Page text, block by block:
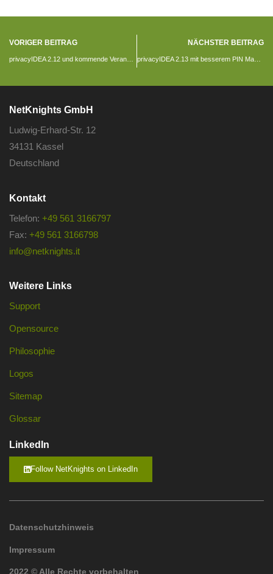
VORIGER BEITRAG NÄCHSTER BEITRAG
privacyIDEA 2.13 mit besserem PIN Management
NetKnights GmbH
Ludwig-Erhard-Str. 12
34131 Kassel
Deutschland
Kontakt
Telefon: +49 561 3166797
Fax: +49 561 3166798
info@netknights.it
Weitere Links
Support
Opensource
Philosophie
Logos
Sitemap
Glossar
LinkedIn
Follow NetKnights on LinkedIn
Datenschutzhinweis
Impressum
2022 © Alle Rechte vorbehalten